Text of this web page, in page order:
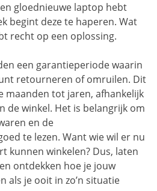
gloednieuwe laptop hebt
begint deze te haperen. Wat
recht op een oplossing.
een garantieperiode waarin
retourneren of omruilen. Dit
maanden tot jaren, afhankelijk
de winkel. Het is belangrijk om
en de
te lezen. Want wie wil er nu
kunnen winkelen? Dus, laten
ontdekken hoe je jouw
als je ooit in zo’n situatie